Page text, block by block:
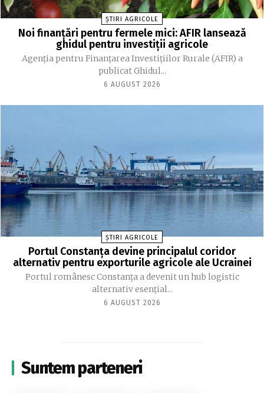
ȘTIRI AGRICOLE
Noi finanțări pentru fermele mici: AFIR lansează
ghidul pentru investiții agricole
Agenția pentru Finanțarea Investițiilor Rurale (AFIR) a
publicat Ghidul...
6 AUGUST 2026
ȘTIRI AGRICOLE
Portul Constanța devine principalul coridor
alternativ pentru exporturile agricole ale Ucrainei
Portul românesc Constanța a devenit un hub logistic
alternativ esențial...
6 AUGUST 2026
Suntem parteneri